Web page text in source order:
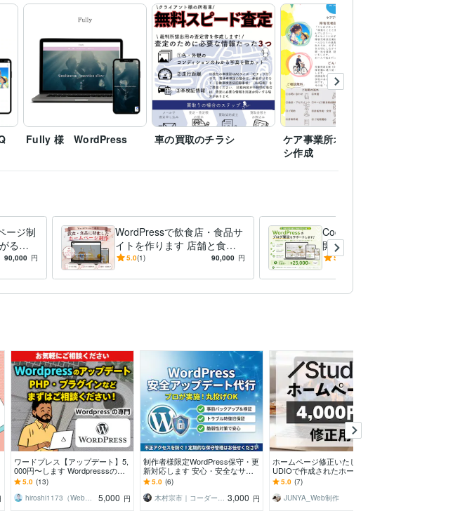
ラシ作成
ホームページ
Fully 様 WordPress 車の買取のチラシ
ケア事業所オープンチラ
シ作成
ージ制
る設
サポー
90,000 円
WordPressで飲食店・食品サ
イトを作ります 店舗と食材
の魅力を活かすホームページ
5.0(1) 90,000 円
CocoonのWordPressブログ
開設します 初期設定、SEO
も対応。丸ごと代行＆納品後
5.0
ワードプレス【アップデート】5,
000円〜します Wordpresssのバ
ージョンアップ・PHP・プラグイ
ン等
5.0 (13)
5,000 円
制作者様限定WordPress保守・更
新対応します 安心・安全なサイ
ト運用を、全力でサポートいたし
ます。
5.0 (6)
3,000 円
ホームページ修正いたします ST
UDIOで作成されたホームページ
の修正を承ります！
5.0 (7)
JUNYA_Web制作